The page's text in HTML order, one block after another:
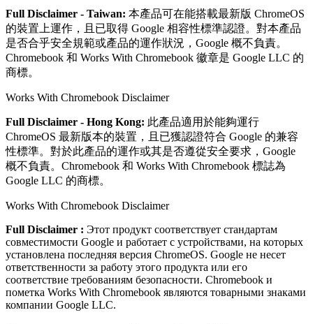
Full Disclaimer - Taiwan: 本產品可在能搭載最新版 ChromeOS
的裝置上運作，且已取得 Google 相容性標準認證。對本產品
是否合乎安全規範或產品的運作狀況，Google 概不負責。
Chromebook 和 Works With Chromebook 徽章是 Google LLC 的
商標。
Works With Chromebook Disclaimer
Full Disclaimer - Hong Kong: 此產品適用於能夠運行
ChromeOS 最新版本的裝置，且已獲認證符合 Google 的兼容
性標準。對於此產品的運作或其是否遵從安全要求，Google
概不負責。Chromebook 和 Works With Chromebook 標誌為
Google LLC 的商標。
Works With Chromebook Disclaimer
Full Disclaimer : Этот продукт соответствует стандартам
совместимости Google и работает с устройствами, на которых
установлена последняя версия ChromeOS. Google не несет
ответственности за работу этого продукта или его
соответствие требованиям безопасности. Chromebook и
пометка Works With Chromebook являются товарными знаками
компании Google LLC.